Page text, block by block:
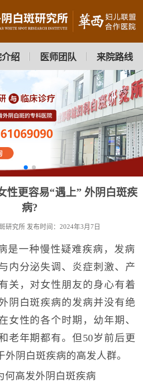
介绍 医师团队 来院路线
性更容易“遇上” 外阴白斑疾
病?
研究所 发布时间：2024年3月7日
是一种慢性疑难疾病，发病
内分泌失调、炎症刺激、产
关，对女性朋友的身心有着
阴白斑疾病的发病并没有绝
女性的各个时期，幼年期、
老年期都有。但50岁前后更
外阴白斑疾病的高发人群。
何高发外阴白斑疾病